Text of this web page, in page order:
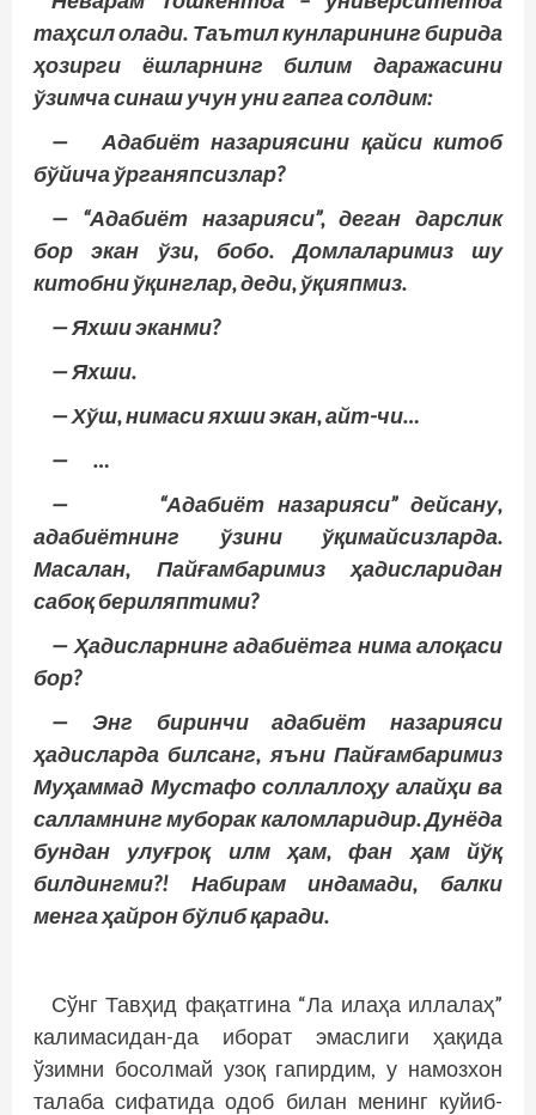
таҳсил олади. Таътил кунларининг бирида
ҳозирги ёшларнинг билим даражасини
ўзимча синаш учун уни гапга солдим:
— Адабиёт назариясини қайси китоб
бўйича ўрганяпсизлар?
— “Адабиёт назарияси”, деган дарслик
бор экан ўзи, бобо. Домлаларимиз шу
китобни ўқинглар, деди, ўқияпмиз.
— Яхши эканми?
— Яхши.
— Хўш, нимаси яхши экан, айт-чи…
— …
— “Адабиёт назарияси” дейсану,
адабиётнинг ўзини ўқимайсизларда.
Масалан, Пайғамбаримиз ҳадисларидан
сабоқ бериляптими?
— Ҳадисларнинг адабиётга нима алоқаси
бор?
— Энг биринчи адабиёт назарияси
ҳадисларда билсанг, яъни Пайғамбаримиз
Муҳаммад Мустафо соллаллоҳу алайҳи ва
салламнинг муборак каломларидир. Дунёда
бундан улуғроқ илм ҳам, фан ҳам йўқ
билдингми?! Набирам индамади, балки
менга ҳайрон бўлиб қаради.
Сўнг Тавҳид фақатгина “Ла илаҳа иллалаҳ”
калимасидан-да иборат эмаслиги ҳақида
ўзимни босолмай узоқ гапирдим, у намозхон
талаба сифатида одоб билан менинг ку­йиб-